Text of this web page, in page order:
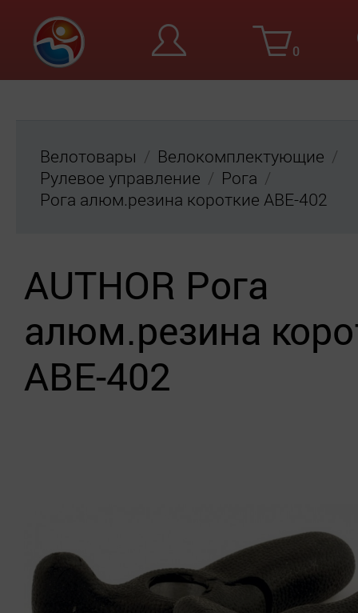
0
Велотовары
Велокомплектующие
Рулевое управление
Рога
Рога алюм.резина короткие ABE-402
AUTHOR Рога
алюм.резина
ABE-402